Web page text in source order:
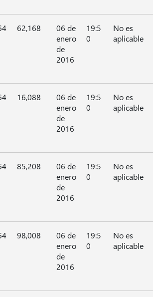
62,168
06 de
enero
de
2016
19:5
0
No es
aplicable
16,088
06 de
enero
de
2016
19:5
0
No es
aplicable
85,208
06 de
enero
de
2016
19:5
0
No es
aplicable
98,008
06 de
enero
de
2016
19:5
0
No es
aplicable